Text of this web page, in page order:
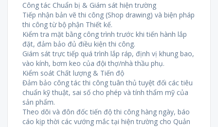
Công tác Chuẩn bị & Giám sát hiện trường
Tiếp nhận bản vẽ thi công (Shop drawing) và biện pháp
thi công từ bộ phận Thiết kế.
Kiểm tra mặt bằng công trình trước khi tiến hành lắp
đặt, đảm bảo đủ điều kiện thi công.
Giám sát trực tiếp quá trình lắp ráp, định vị khung bao,
vào kính, bơm keo của đội thợ/nhà thầu phụ.
Kiểm soát Chất lượng & Tiến độ
Đảm bảo công tác thi công tuân thủ tuyệt đối các tiêu
chuẩn kỹ thuật, sai số cho phép và tính thẩm mỹ của
sản phẩm.
Theo dõi và đôn đốc tiến độ thi công hàng ngày, báo
cáo kịp thời các vướng mắc tại hiện trường cho Quản